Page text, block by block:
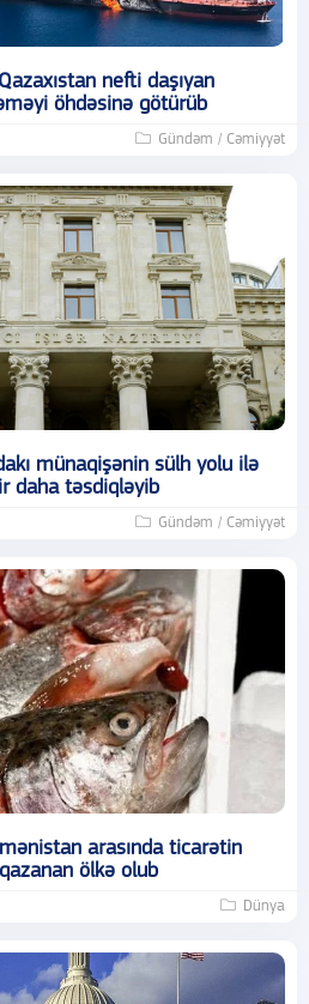
nefti daşıyan
öhdəsinə götürüb
Gündəm / Cəmiyyət
münaqişənin sülh yolu ilə
daha təsdiqləyib
Gündəm / Cəmiyyət
arasında ticarətin
ölkə olub
Dünya